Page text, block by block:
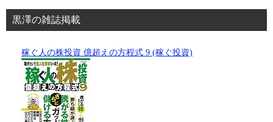
黒澤の雑誌掲載
稼ぐ人の株投資 億超えの方程式 9 (稼ぐ投資)